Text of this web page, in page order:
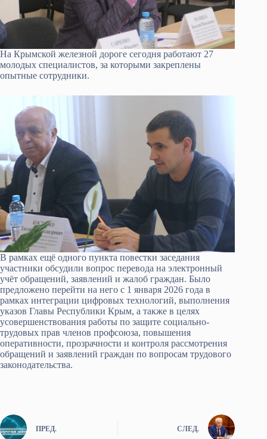
На Крымской железной дороге сегодня работают 27
молодых специалистов, за которыми закреплены
опытные сотрудники.
В рамках ещё одного пункта повестки заседания
участники обсудили вопрос перевода на электронный
учёт обращений, заявлений и жалоб граждан. Было
предложено перейти на него с 1 января 2026 года в
рамках интеграции цифровых технологий, выполнения
указов Главы Республики Крым, а также в целях
усовершенствования работы по защите социально-
трудовых прав членов профсоюза, повышения
оперативности, прозрачности и контроля рассмотрения
обращений и заявлений граждан по вопросам трудового
законодательства.
ПРЕД. СЛЕД.